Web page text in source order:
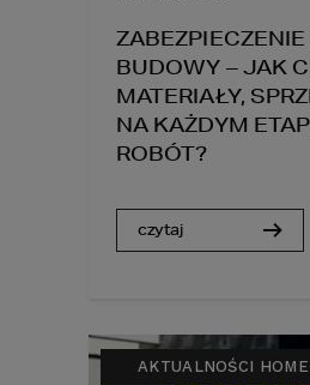
BUDOWY – JAK
MATERIAŁY,
NA KAŻDYM
ROBÓT?
czytaj
AKTUALNOŚCI